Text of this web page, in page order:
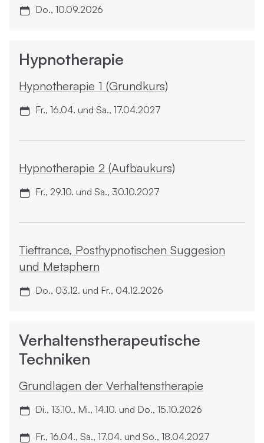
Do., 10.09.2026
Hypnotherapie
Hypno­therapie 1 (Grundkurs)
Fr., 16.04. und Sa., 17.04.2027
Hypno­therapie 2 (Aufbaukurs)
Fr., 29.10. und Sa., 30.10.2027
Tieftrance, Posthypnotischen Suggesion
und Metaphern
Do., 03.12. und Fr., 04.12.2026
Verhaltenstherapeutische
Techniken
Grundlagen der Verhaltens­therapie
Di., 13.10., Mi., 14.10. und Do., 15.10.2026
Fr., 16.04., Sa., 17.04. und So., 18.04.2027